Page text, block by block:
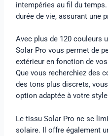
intempéries au fil du
durée de vie, assurant une
Avec plus de 120 couleurs
Solar Pro vous permet de
extérieur en fonction de
Que vous recherchiez des
des tons plus discrets,
option adaptée à votre
Le tissu Solar Pro ne se
solaire. Il offre également